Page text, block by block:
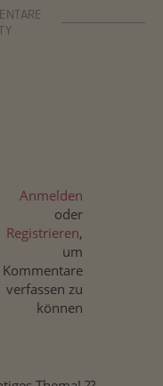
Anmelden
oder
Registrieren,
um
Kommentare
verfassen zu
können